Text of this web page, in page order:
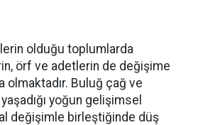
olduğu toplumlarda
örf ve adetlerin de değişime
olmaktadır. Buluğ çağ ve
yoğun gelişimsel
değişimle birleştiğinde düş